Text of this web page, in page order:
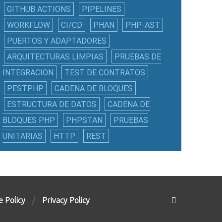
GITHUB ACTIONS
PIPELINES
WORKFLOW
CI/CD PHAN
PHP-AST
PUERTOS Y ADAPTADORES
ARQUITECTURAS LIMPIAS
PRUEBAS DE
INTEGRACION
TEST DE CONTRATOS
PESTPHP
CADENA DE BLOQUES
ESTRUCTURA DE DATOS
CADENA DE
BLOQUES PHP
PHPSTAN
PRUEBAS
UNITARIAS
HTTP REST
Policy Privacy Policy